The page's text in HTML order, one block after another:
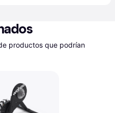
productos que podrían